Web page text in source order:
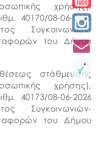
χρήσης),
40170/08-06-2026
Συγκοινωνιών-
του Δήμου
στάθμευσης
χρήσης),
40173/08-06-2026
Συγκοινωνιών-
του Δήμου